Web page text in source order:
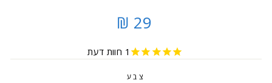
29 ₪
1 חוות דעת
צבע